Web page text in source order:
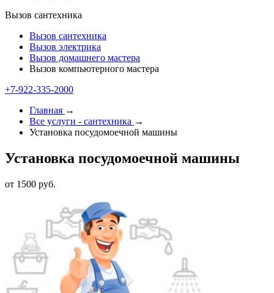
Вызов сантехника
Вызов сантехника
Вызов электрика
Вызов домашнего мастера
Вызов компьютерного мастера
+7-922-335-2000
Главная →
Все услуги - cантехника →
Установка посудомоечной машины
Установка посудомоечной машины
от 1500 руб.